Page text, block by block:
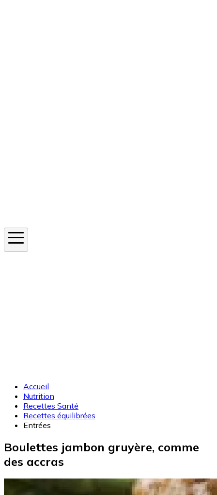
Accueil
Nutrition
Recettes Santé
Recettes équilibrées
Entrées
Boulettes jambon gruyère, comme
des accras